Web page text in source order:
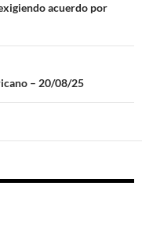
acuerdo por
– 20/08/25